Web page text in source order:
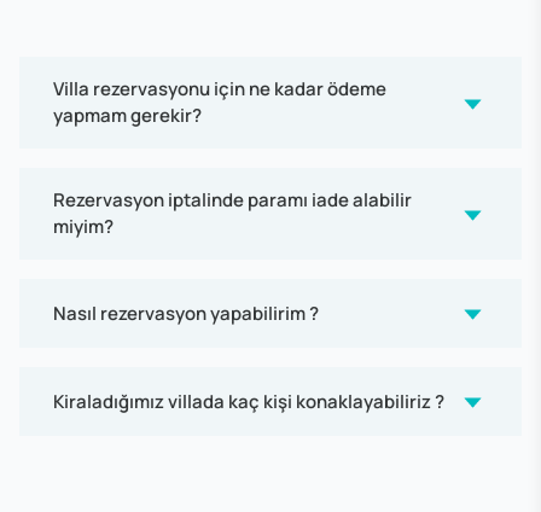
Villa rezervasyonu için ne kadar ödeme
yapmam gerekir?
Rezervasyon iptalinde paramı iade alabilir
miyim?
Nasıl rezervasyon yapabilirim ?
Kiraladığımız villada kaç kişi konaklayabiliriz ?